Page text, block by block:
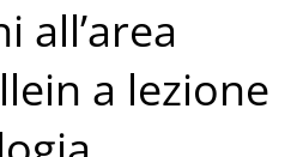
all’area
a lezione